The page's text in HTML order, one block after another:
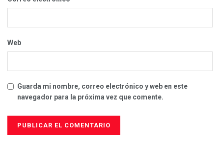
Web
Guarda mi nombre, correo electrónico y web en este
navegador para la próxima vez que comente.